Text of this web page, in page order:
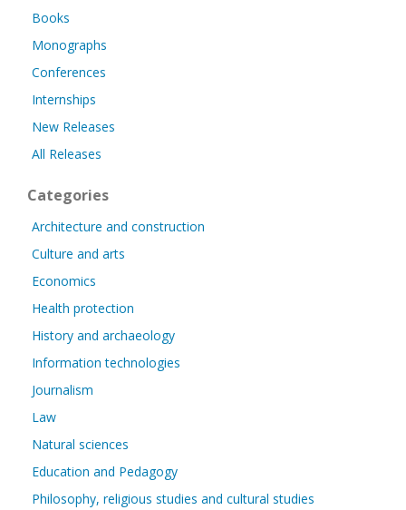
Books
Monographs
Conferences
Internships
New Releases
All Releases
Categories
Architecture and construction
Culture and arts
Economics
Health protection
History and archaeology
Information technologies
Journalism
Law
Natural sciences
Education and Pedagogy
Philosophy, religious studies and cultural studies